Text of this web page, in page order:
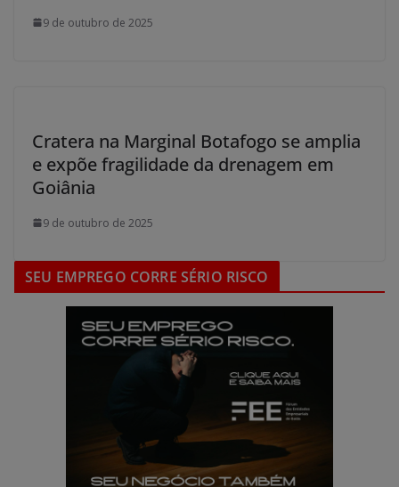
9 de outubro de 2025
Cratera na Marginal Botafogo se amplia
e expõe fragilidade da drenagem em
Goiânia
9 de outubro de 2025
SEU EMPREGO CORRE SÉRIO RISCO